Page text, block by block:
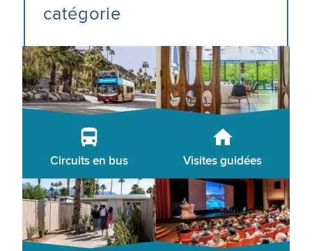
catégorie
Circuits en bus Visites guidées